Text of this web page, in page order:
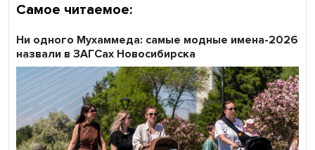
Самое читаемое:
Ни одного Мухаммеда: самые модные имена-2026
назвали в ЗАГСах Новосибирска